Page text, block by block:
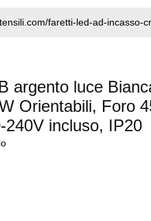
faretti-led-ad-incasso-
argento luce
Orientabili, Foro
240V incluso, IP20